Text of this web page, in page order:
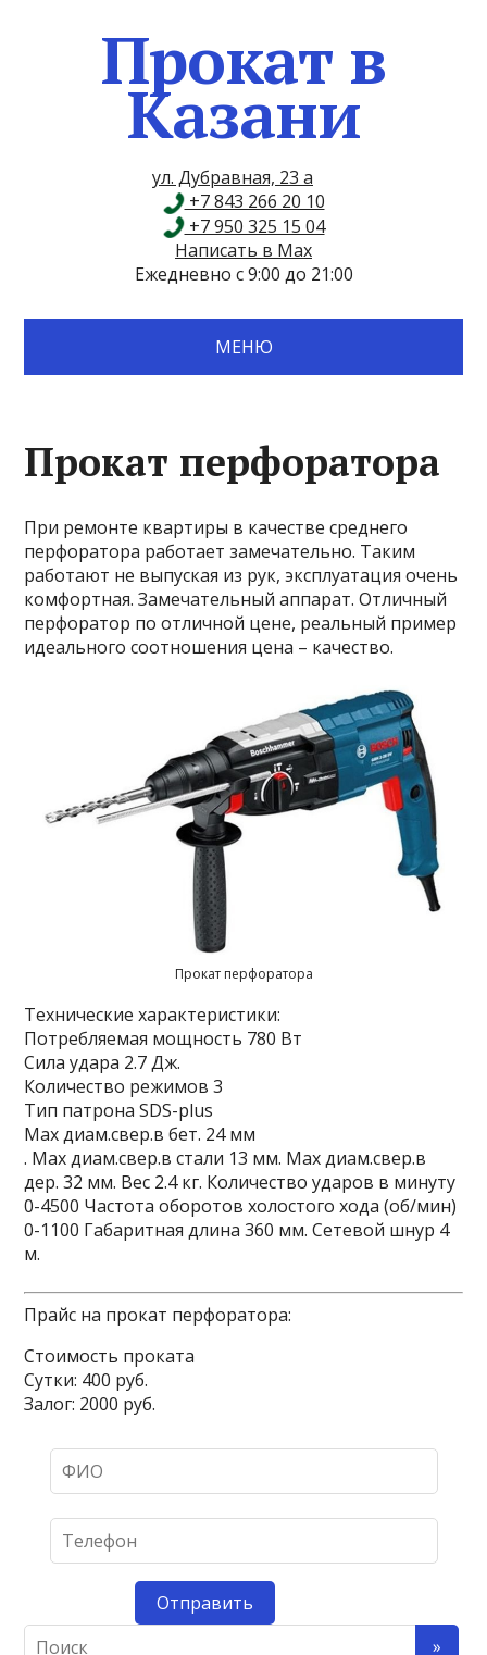
Прокат в
Казани
ул. Дубравная, 23 а
+7 843 266 20 10
+7 950 325 15 04
Написать в Max
Ежедневно с 9:00 до 21:00
МЕНЮ
Прокат перфоратора
При ремонте квартиры в качестве среднего
перфоратора работает замечательно. Таким
работают не выпуская из рук, эксплуатация очень
комфортная. Замечательный аппарат. Отличный
перфоратор по отличной цене, реальный пример
идеального соотношения цена – качество.
Прокат перфоратора
Технические характеристики:
Потребляемая мощность 780 Вт
Сила удара 2.7 Дж.
Количество режимов 3
Тип патрона SDS-plus
Мах диам.свер.в бет. 24 мм
. Мах диам.свер.в стали 13 мм. Мах диам.свер.в
дер. 32 мм. Вес 2.4 кг. Количество ударов в минуту
0-4500 Частота оборотов холостого хода (об/мин)
0-1100 Габаритная длина 360 мм. Сетевой шнур 4
м.
Прайс на прокат перфоратора:
Стоимость проката
Сутки: 400 руб.
Залог: 2000 руб.